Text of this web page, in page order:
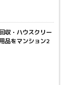
収・ハウスクリー
品をマンション2